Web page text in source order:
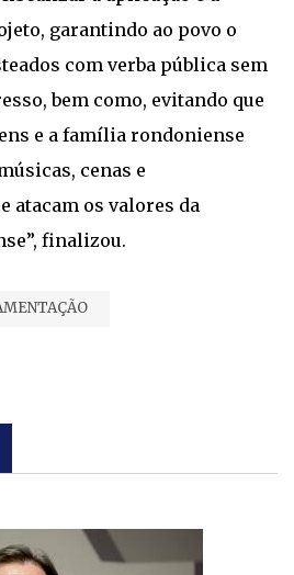
garantindo ao povo o
com verba pública sem
bem como, evitando que
e a família rondoniense
cenas e
atacam os valores da
finalizou.